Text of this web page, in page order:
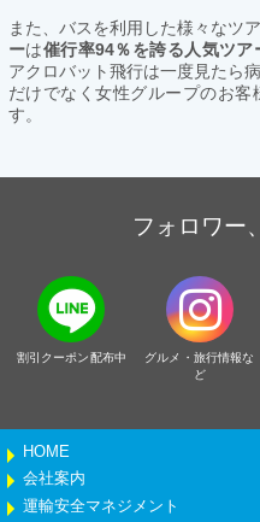
また、バスを利用した様々なツ
ーは催行率94％を誇る人気ツア
アクロバット飛行は一度見たら
だけでなく女性グループのお客
す。
フォロワー
割引クーポン配布中
グルメ・旅行情報な
ど
HOME
会社案内
運輸安全マネジメント